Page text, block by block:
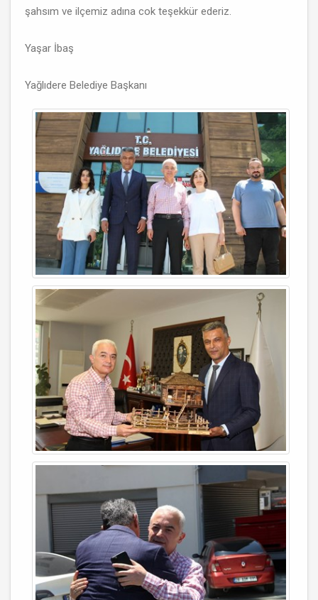
şahsım ve ilçemiz adına cok teşekkür ederiz.
Yaşar İbaş
Yağlıdere Belediye Başkanı